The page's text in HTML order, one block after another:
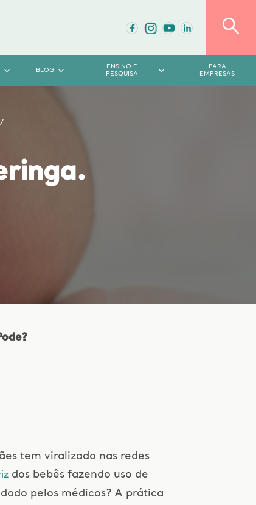
BLOG
ENSINO E
PESQUISA
PARA
EMPRESAS
tem viralizado nas redes
dos bebês fazendo uso de
pelos médicos? A prática